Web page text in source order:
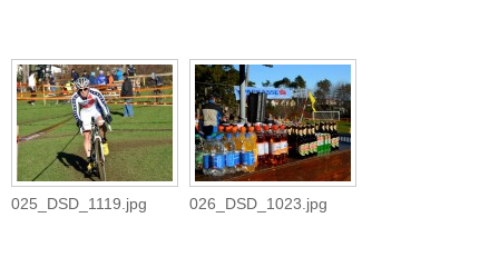
025_DSD_1119.jpg 026_DSD_1023.jpg